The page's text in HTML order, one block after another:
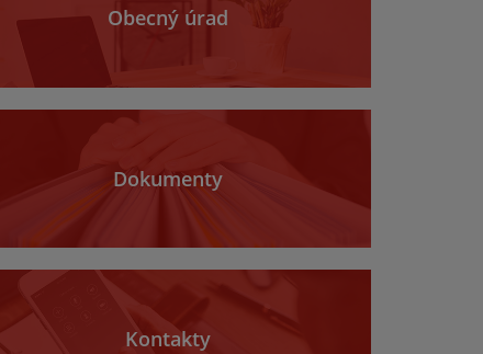
Obecný úrad
Dokumenty
Kontakty